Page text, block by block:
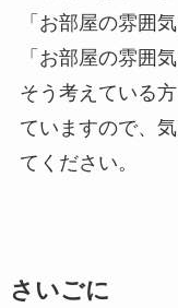
「お部屋の雰囲
「お部屋の雰囲
そう考えている
ていますので、
てください。
さいごに